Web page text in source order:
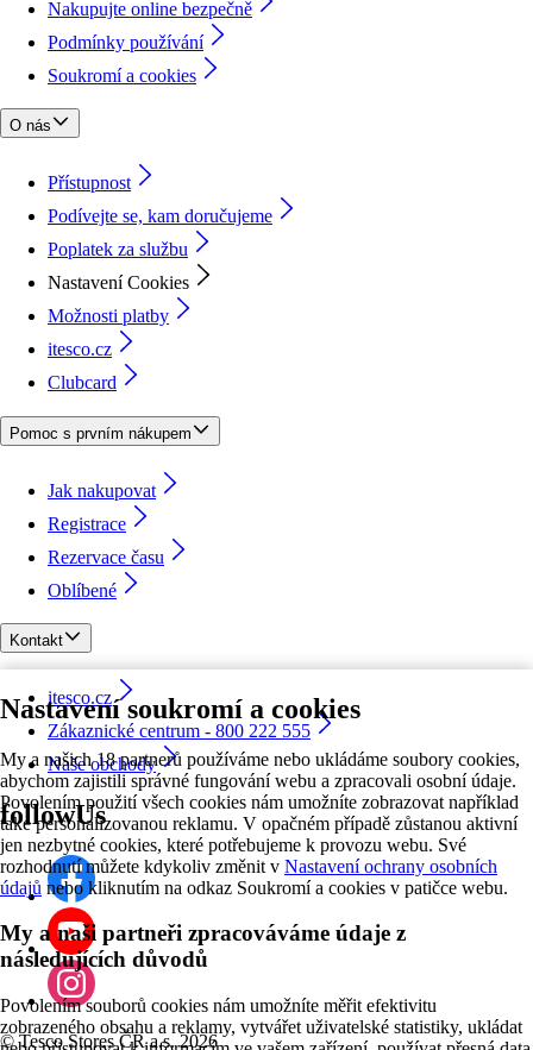
Nastavení soukromí a cookies
My a našich 18 partnerů používáme nebo ukládáme soubory cookies,
abychom zajistili správné fungování webu a zpracovali osobní údaje.
Povolením použití všech cookies nám umožníte zobrazovat například
také personalizovanou reklamu. V opačném případě zůstanou aktivní
jen nezbytné cookies, které potřebujeme k provozu webu. Své
rozhodnutí můžete kdykoliv změnit v Nastavení ochrany osobních
údajů nebo kliknutím na odkaz Soukromí a cookies v patičce webu.
My a naši partneři zpracováváme údaje z
následujících důvodů
Povolením souborů cookies nám umožníte měřit efektivitu
zobrazeného obsahu a reklamy, vytvářet uživatelské statistiky, ukládat
Nakupujte online bezpečně
Podmínky používání
Soukromí a cookies
O nás
Přístupnost
Podívejte se, kam doručujeme
Poplatek za službu
Nastavení Cookies
Možnosti platby
itesco.cz
Clubcard
Pomoc s prvním nákupem
Jak nakupovat
Registrace
Rezervace času
Oblíbené
Kontakt
itesco.cz
Zákaznické centrum - 800 222 555
Naše obchody
followUs
©Tesco Stores ČR a.s. 2026